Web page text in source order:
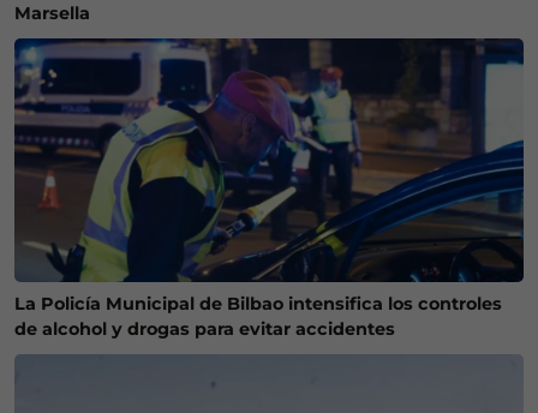
Marsella
La Policía Municipal de Bilbao intensifica los controles
de alcohol y drogas para evitar accidentes